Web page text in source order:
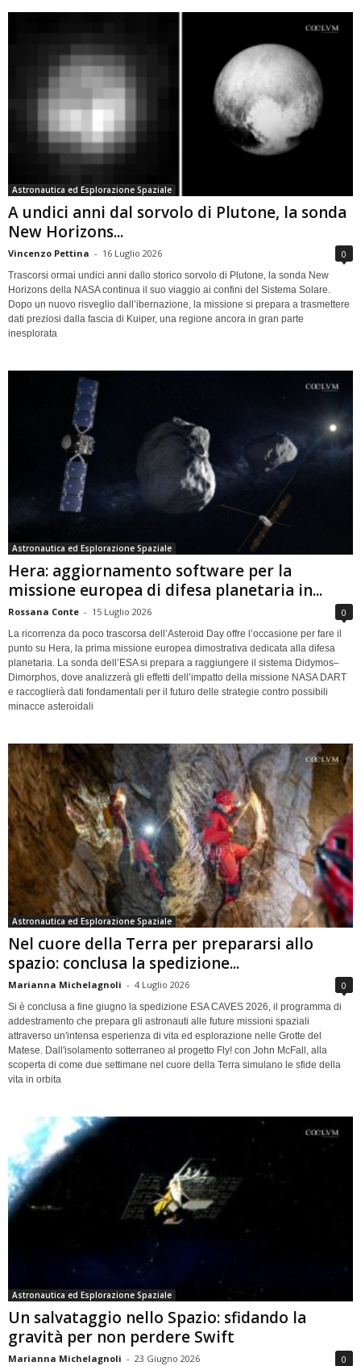
Astronautica ed Esplorazione Spaziale
A undici anni dal sorvolo di Plutone, la sonda
New Horizons...
Vincenzo Pettina - 16 Luglio 2026 0
Trascorsi ormai undici anni dallo storico sorvolo di Plutone, la sonda New
Horizons della NASA continua il suo viaggio ai confini del Sistema Solare.
Dopo un nuovo risveglio dall’ibernazione, la missione si prepara a trasmettere
dati preziosi dalla fascia di Kuiper, una regione ancora in gran parte
inesplorata
Astronautica ed Esplorazione Spaziale
Hera: aggiornamento software per la
missione europea di difesa planetaria in...
Rossana Conte - 15 Luglio 2026 0
La ricorrenza da poco trascorsa dell’Asteroid Day offre l’occasione per fare il
punto su Hera, la prima missione europea dimostrativa dedicata alla difesa
planetaria. La sonda dell’ESA si prepara a raggiungere il sistema Didymos–
Dimorphos, dove analizzerà gli effetti dell’impatto della missione NASA DART
e raccoglierà dati fondamentali per il futuro delle strategie contro possibili
minacce asteroidali
Astronautica ed Esplorazione Spaziale
Nel cuore della Terra per prepararsi allo
spazio: conclusa la spedizione...
Marianna Michelagnoli - 4 Luglio 2026 0
Si è conclusa a fine giugno la spedizione ESA CAVES 2026, il programma di
addestramento che prepara gli astronauti alle future missioni spaziali
attraverso un'intensa esperienza di vita ed esplorazione nelle Grotte del
Matese. Dall'isolamento sotterraneo al progetto Fly! con John McFall, alla
scoperta di come due settimane nel cuore della Terra simulano le sfide della
vita in orbita
Astronautica ed Esplorazione Spaziale
Un salvataggio nello Spazio: sfidando la
gravità per non perdere Swift
Marianna Michelagnoli - 23 Giugno 2026 0